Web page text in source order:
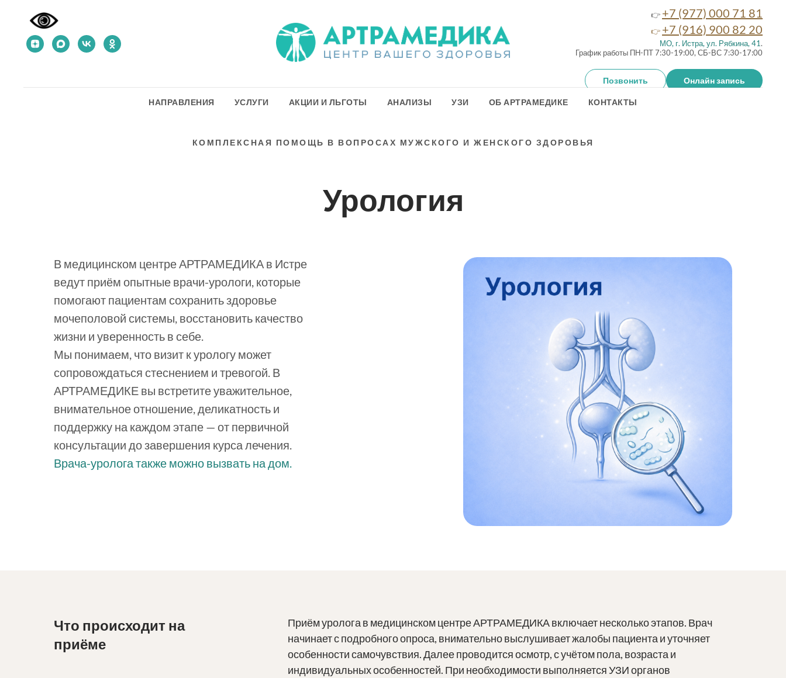
👉 +7 (977) 000 71 81
👉 +7 (916) 900 82 20
МО, г. Истра, ул. Рябкина, 41.
График работы ПН-ПТ 7:30-19:00, СБ-ВС 7:30-17:00
Позвонить Онлайн запись
НАПРАВЛЕНИЯ УСЛУГИ АКЦИИ И ЛЬГОТЫ АНАЛИЗЫ УЗИ ОБ АРТРАМЕДИКЕ КОНТАКТЫ
КОМПЛЕКСНАЯ ПОМОЩЬ В ВОПРОСАХ МУЖСКОГО И ЖЕНСКОГО ЗДОРОВЬЯ
Урология
В медицинском центре АРТРАМЕДИКА в Истре
ведут приём опытные врачи-урологи, которые
помогают пациентам сохранить здоровье
мочеполовой системы, восстановить качество
жизни и уверенность в себе.
Мы понимаем, что визит к урологу может
сопровождаться стеснением и тревогой. В
АРТРАМЕДИКЕ вы встретите уважительное,
внимательное отношение, деликатность и
поддержку на каждом этапе — от первичной
консультации до завершения курса лечения.
Врача-уролога также можно вызвать на дом.
Что происходит на
приёме
Приём уролога в медицинском центре АРТРАМЕДИКА включает несколько этапов. Врач
начинает с подробного опроса, внимательно выслушивает жалобы пациента и уточняет
особенности самочувствия. Далее проводится осмотр, с учётом пола, возраста и
индивидуальных особенностей. При необходимости выполняется УЗИ органов